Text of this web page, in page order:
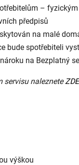
–
předpisů
na malé
bude spotřebiteli
na Bezplatný
servisu nalezneteZDE
výškou